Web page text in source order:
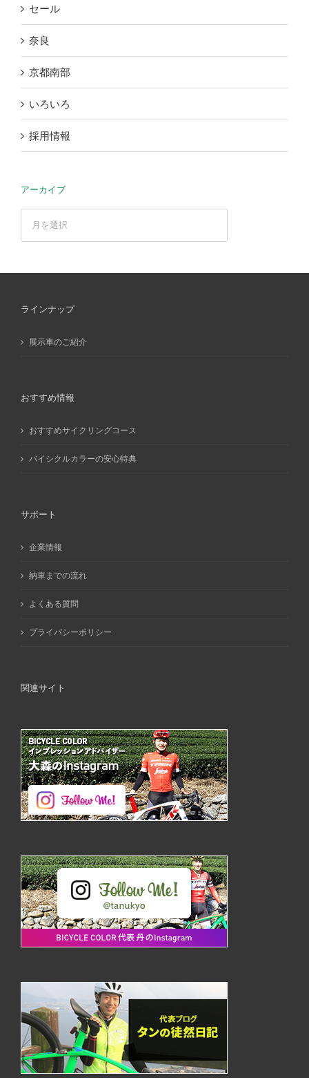
セール
奈良
京都南部
いろいろ
採用情報
アーカイブ
ラインナップ
展示車のご紹介
おすすめ情報
おすすめサイクリングコース
バイシクルカラーの安心特典
サポート
企業情報
納車までの流れ
よくある質問
プライバシーポリシー
関連サイト